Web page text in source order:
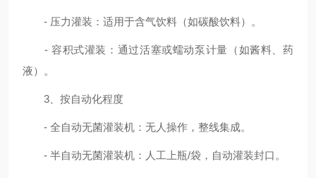
- 压力灌装：适用于含气饮料（如碳酸饮料）。
- 容积式灌装：通过活塞或蠕动泵计量（如酱料、药
液）。
3、按自动化程度
- 全自动无菌灌装机：无人操作，整线集成。
- 半自动无菌灌装机：人工上瓶/袋，自动灌装封口。